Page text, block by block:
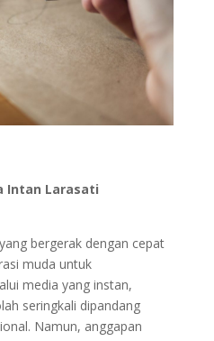
Intan Larasati
bergerak dengan cepat
muda untuk
media yang instan,
seringkali dipandang
Namun, anggapan